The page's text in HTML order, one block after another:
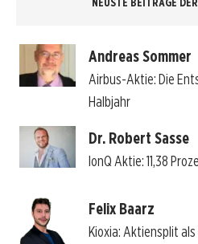
Andreas Sommer
Airbus-Aktie: Die
Halbjahr
Dr. Robert Sasse
IonQ Aktie: 11,38
Felix Baarz
Kioxia: Aktiensplit